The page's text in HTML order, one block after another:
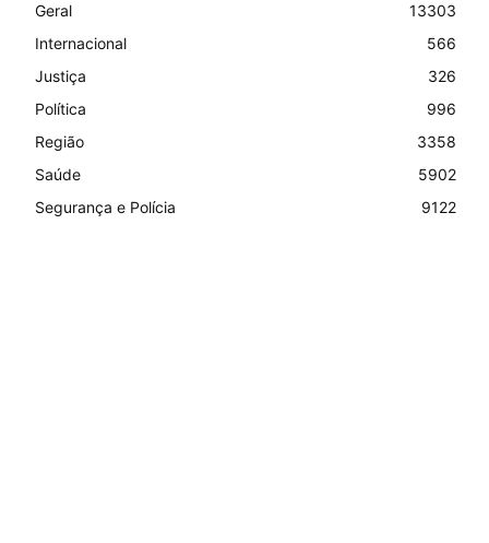
Geral
13303
Internacional
566
Justiça
326
Política
996
Região
3358
Saúde
5902
Segurança e Polícia
9122